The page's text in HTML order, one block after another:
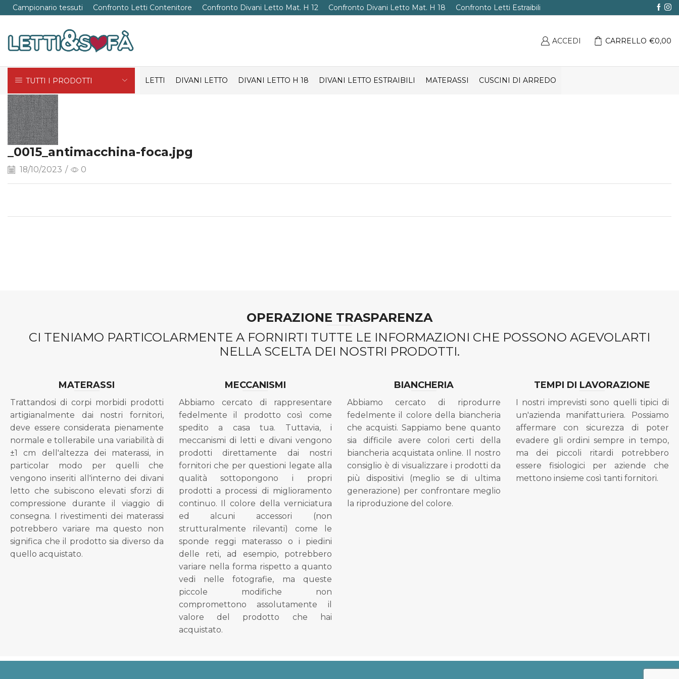
Campionario tessuti Confronto Letti Contenitore Confronto Divani Letto Mat. H 12 Confronto Divani Letto Mat. H 18 Confronto Letti Estraibili
ACCEDI CARRELLO €0,00
TUTTI I PRODOTTI LETTI DIVANI LETTO DIVANI LETTO H 18 DIVANI LETTO ESTRAIBILI MATERASSI CUSCINI DI ARREDO
_0015_antimacchina-foca.jpg
18/10/2023 / 0
OPERAZIONE TRASPARENZA
CI TENIAMO PARTICOLARMENTE A FORNIRTI TUTTE LE INFORMAZIONI CHE POSSONO AGEVOLARTI
NELLA SCELTA DEI NOSTRI PRODOTTI.
MATERASSI
Trattandosi di corpi morbidi prodotti
artigianalmente dai nostri fornitori,
deve essere considerata pienamente
normale e tollerabile una variabilità di
±1 cm dell'altezza dei materassi, in
particolar modo per quelli che
vengono inseriti all'interno dei divani
letto che subiscono elevati sforzi di
compressione durante il viaggio di
consegna. I rivestimenti dei materassi
potrebbero variare ma questo non
significa che il prodotto sia diverso da
quello acquistato.
MECCANISMI
Abbiamo cercato di rappresentare
fedelmente il prodotto così come
spedito a casa tua. Tuttavia, i
meccanismi di letti e divani vengono
prodotti direttamente dai nostri
fornitori che per questioni legate alla
qualità sottopongono i propri
prodotti a processi di miglioramento
continuo. Il colore della verniciatura
ed alcuni accessori (non
strutturalmente rilevanti) come le
sponde reggi materasso o i piedini
delle reti, ad esempio, potrebbero
variare nella forma rispetto a quanto
vedi nelle fotografie, ma queste
piccole modifiche non
compromettono assolutamente il
valore del prodotto che hai
acquistato.
BIANCHERIA
Abbiamo cercato di riprodurre
fedelmente il colore della biancheria
che acquisti. Sappiamo bene quanto
sia difficile avere colori certi della
biancheria acquistata online. Il nostro
consiglio è di visualizzare i prodotti da
più dispositivi (meglio se di ultima
generazione) per confrontare meglio
la riproduzione del colore.
TEMPI DI LAVORAZIONE
I nostri imprevisti sono quelli tipici di
un'azienda manifatturiera. Possiamo
affermare con sicurezza di poter
evadere gli ordini sempre in tempo,
ma dei piccoli ritardi potrebbero
essere fisiologici per aziende che
mettono insieme così tanti fornitori.